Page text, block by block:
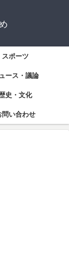
スポーツ
ース・議論
史・文化
問い合わせ